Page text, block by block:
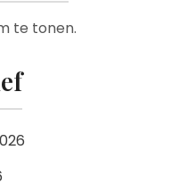
te tonen.